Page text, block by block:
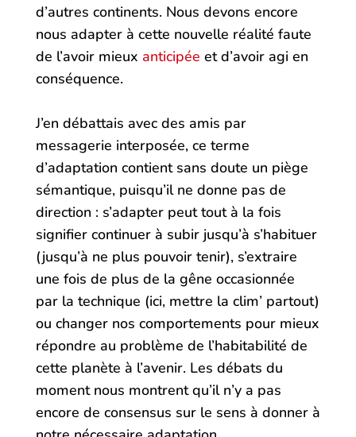
d’autres continents. Nous devons encore
nous adapter à cette nouvelle réalité faute
de l’avoir mieux anticipée et d’avoir agi en
conséquence.
J’en débattais avec des amis par
messagerie interposée, ce terme
d’adaptation contient sans doute un piège
sémantique, puisqu’il ne donne pas de
direction : s’adapter peut tout à la fois
signifier continuer à subir jusqu’à s’habituer
(jusqu’à ne plus pouvoir tenir), s’extraire
une fois de plus de la gêne occasionnée
par la technique (ici, mettre la clim’ partout)
ou changer nos comportements pour mieux
répondre au problème de l’habitabilité de
cette planète à l’avenir. Les débats du
moment nous montrent qu’il n’y a pas
encore de consensus sur le sens à donner à